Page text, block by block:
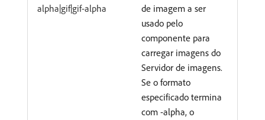
alpha|gif|gif-alpha
de imagem a ser
usado pelo
componente para
carregar imagens do
Servidor de imagens.
Se o formato
especificado termina
com -alpha, o